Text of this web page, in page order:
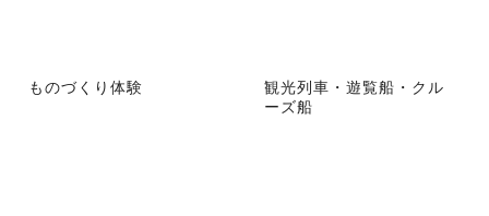
ものづくり体験
観光列車・遊覧船・クル
ーズ船